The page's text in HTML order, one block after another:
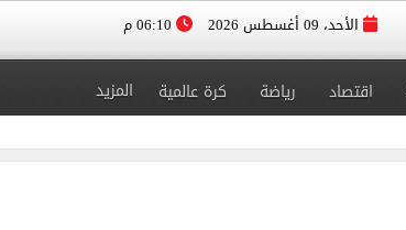
الأحد، 09 أغسطس 2026
اقتصاد رياضة كرة عالمية المزيد